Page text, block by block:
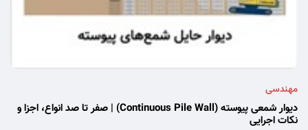
مهندسی
دیوار شمعی پیوسته (Continuous Pile Wall) | صفر تا صد انواع، اجزا و
نکات اجرایی